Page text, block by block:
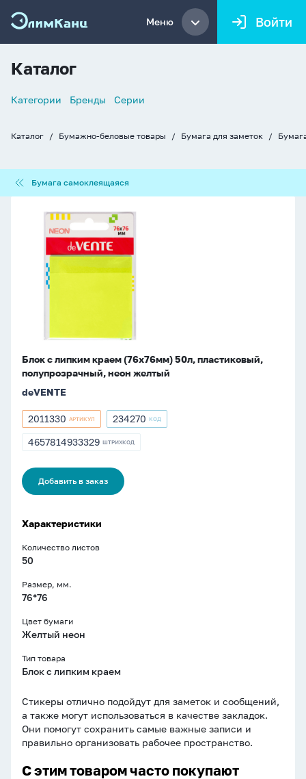
Меню Войти
Каталог
Список
Категории Бренды Серии
Каталог Бумажно-беловые товары Бумага для заметок
самоклеящаяся
Бумага самоклеящаяся
Блок
липким
краем
(76х76мм)
пластиковый,
Блок с липким краем (76х76мм) 50л, пластиковый,
полупрозрачный, неон желтый
deVENTE
Артикул
2011330
2011330 АРТИКУЛ
Артикул
234270
234270 КОД
ШТРИХКОД
4657814933329 ШТРИХКОД
Добавить в заказ
Характеристики
Количество листов
50
Размер, мм.
76*76
Цвет бумаги
Желтый неон
Тип товара
Блок с липким краем
Стикеры отлично подойдут для заметок и сообщений,
а также могут использоваться в качестве закладок.
Они помогут сохранить самые важные записи и
правильно организовать рабочее пространство.
С этим товаром часто покупают